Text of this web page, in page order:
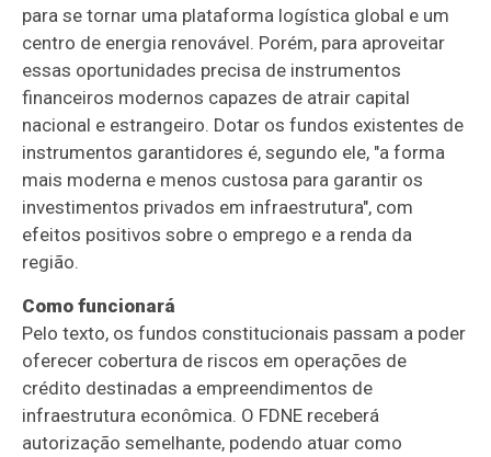
para se tornar uma plataforma logística global e um
centro de energia renovável. Porém, para aproveitar
essas oportunidades precisa de instrumentos
financeiros modernos capazes de atrair capital
nacional e estrangeiro. Dotar os fundos existentes de
instrumentos garantidores é, segundo ele, "a forma
mais moderna e menos custosa para garantir os
investimentos privados em infraestrutura", com
efeitos positivos sobre o emprego e a renda da
região.
Como funcionará
Pelo texto, os fundos constitucionais passam a poder
oferecer cobertura de riscos em operações de
crédito destinadas a empreendimentos de
infraestrutura econômica. O FDNE receberá
autorização semelhante, podendo atuar como